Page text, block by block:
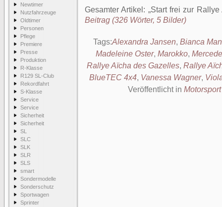
Newtimer
Nutzfahrzeuge
Oldtimer
Personen
Pflege
Premiere
Presse
Produktion
R-Klasse
R129 SL-Club
Rekordfahrt
S-Klasse
Service
Service
Sicherheit
Sicherheit
SL
SLC
SLK
SLR
SLS
smart
Sondermodelle
Sonderschutz
Sportwagen
Sprinter
Gesamter Artikel:
Start frei zur
Beitrag (326 Wörter, 5 Bilder)
Tags:Alexandra Jansen, Bianca
Madeleine Oster, Marokko,
Rallye Aïcha des Gazelles, Rallye
BlueTEC 4x4, Vanessa Wagner,
Veröffentlicht in Motorsport